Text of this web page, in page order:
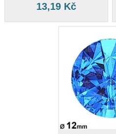
13,19 Kč